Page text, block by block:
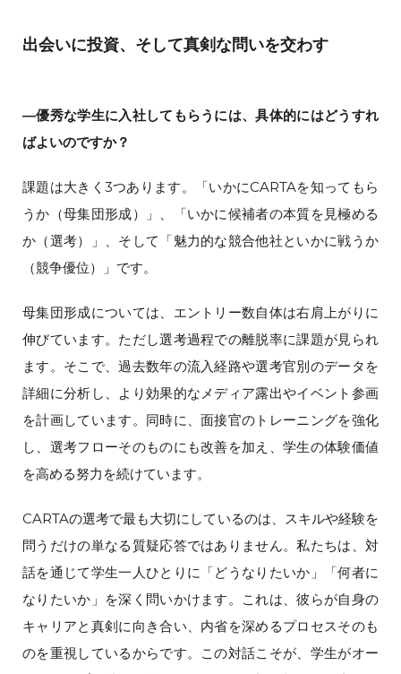
出会いに投資、そして真剣な問いを交わす
―優秀な学生に入社してもらうには、具体的にはどうすれ
ばよいのですか？
課題は大きく3つあります。「いかにCARTAを知ってもら
うか（母集団形成）」、「いかに候補者の本質を見極める
か（選考）」、そして「魅力的な競合他社といかに戦うか
（競争優位）」です。
母集団形成については、エントリー数自体は右肩上がりに
伸びています。ただし選考過程での離脱率に課題が見られ
ます。そこで、過去数年の流入経路や選考官別のデータを
詳細に分析し、より効果的なメディア露出やイベント参画
を計画しています。同時に、面接官のトレーニングを強化
し、選考フローそのものにも改善を加え、学生の体験価値
を高める努力を続けています。
CARTAの選考で最も大切にしているのは、スキルや経験を
問うだけの単なる質疑応答ではありません。私たちは、対
話を通じて学生一人ひとりに「どうなりたいか」「何者に
なりたいか」を深く問いかけます。これは、彼らが自身の
キャリアと真剣に向き合い、内省を深めるプロセスそのも
のを重視しているからです。この対話こそが、学生がオー